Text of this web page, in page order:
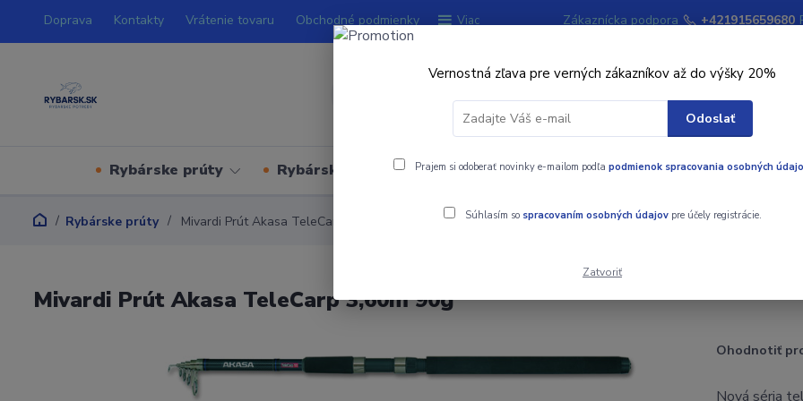
Doprava Kontakty Vrátenie tovaru Obchodné podmienky Viac Zákaznícka podpora +421915659680
Rybárske prúty Rybárske navijáky Signalizátory záberu Kempingový
Rybárske prúty Mivardi Prút Akasa TeleCarp 3,60m 90g
Mivardi Prút Akasa TeleCarp 3,60m 90g
Ohodnotiť
Nová séria
Vernostná zľava pre verných zákazníkov až do výšky 20%
Odoslať
Prajem si odoberať novinky e-mailom podľa podmienok spracovania osobných
Súhlasím so spracovaním osobných údajovpre účely registrácie.
Zatvoriť